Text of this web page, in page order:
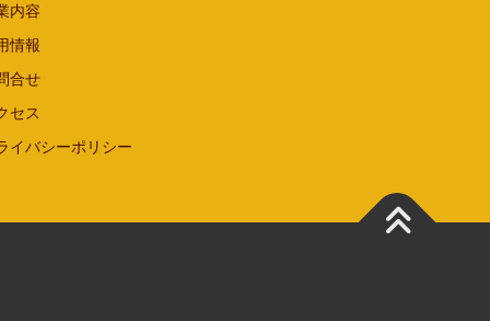
内容
情報
合せ
セス
イバシーポリシー